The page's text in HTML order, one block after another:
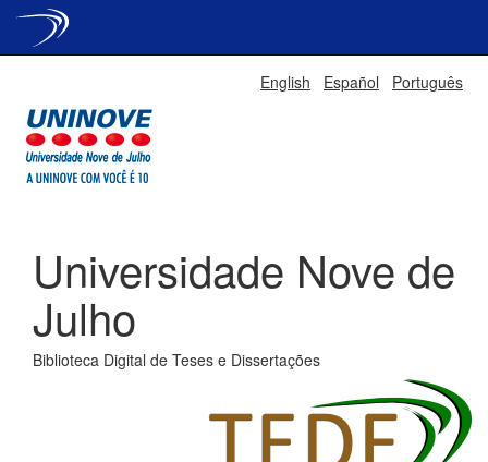
English Español Português
Universidade Nove de
Julho
Biblioteca Digital de Teses e Dissertações